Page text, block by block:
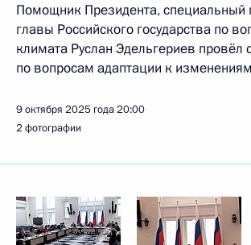
Помощник Президента, специальный
главы Российского государства по
климата Руслан Эдельгериев провёл
по вопросам адаптации к
9 октября 2025 года20:00
2 фотографии